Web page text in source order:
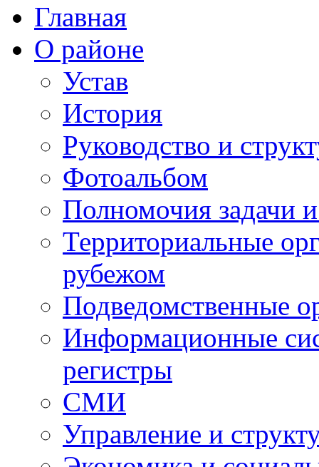
Главная
О районе
Устав
История
Руководство и
Фотоальбом
Полномочия задачи
Территориальные
рубежом
Подведомственные
Информационные
регистры
СМИ
Управление и